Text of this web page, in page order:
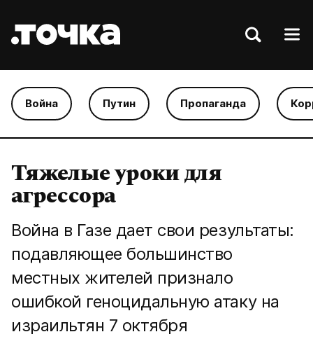
Война Путин Пропаганда
Тяжелые уроки для
агрессора
Война в Газе дает свои результаты:
подавляющее большинство
местных жителей признало
ошибкой геноцидальную атаку на
израильтян 7 октября